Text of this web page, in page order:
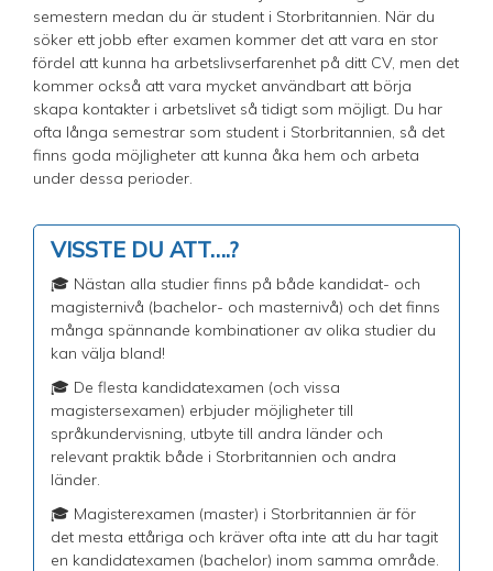
semestern medan du är student i Storbritannien. När du
söker ett jobb efter examen kommer det att vara en stor
fördel att kunna ha arbetslivserfarenhet på ditt CV, men det
kommer också att vara mycket användbart att börja
skapa kontakter i arbetslivet så tidigt som möjligt. Du har
ofta långa semestrar som student i Storbritannien, så det
finns goda möjligheter att kunna åka hem och arbeta
under dessa perioder.
VISSTE DU ATT….?
🎓 Nästan alla studier finns på både kandidat- och
magisternivå (bachelor- och masternivå) och det finns
många spännande kombinationer av olika studier du
kan välja bland!
🎓 De flesta kandidatexamen (och vissa
magistersexamen) erbjuder möjligheter till
språkundervisning, utbyte till andra länder och
relevant praktik både i Storbritannien och andra
länder.
🎓 Magisterexamen (master) i Storbritannien är för
det mesta ettåriga och kräver ofta inte att du har tagit
en kandidatexamen (bachelor) inom samma område.